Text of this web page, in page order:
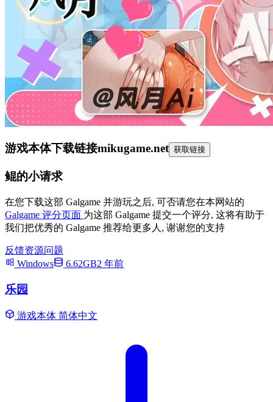
游戏本体下载链接mikugame.net 获取链接
鲲的小请求
在您下载这部 Galgame 并游玩之后, 可否请您在本网站的
Galgame 评分页面 为这部 Galgame 提交一个评分, 这将有助于
我们把优秀的 Galgame 推荐给更多人, 谢谢您的支持
反馈资源问题
Windows
6.62GB2 年前
乐园
游戏本体 简体中文